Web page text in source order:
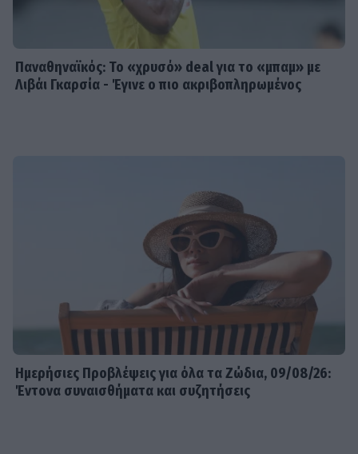
Παναθηναϊκός: Το «χρυσό» deal για το «μπαμ» με
Λιβάι Γκαρσία - Έγινε ο πιο ακριβοπληρωμένος
Ημερήσιες Προβλέψεις για όλα τα Ζώδια, 09/08/26:
Έντονα συναισθήματα και συζητήσεις